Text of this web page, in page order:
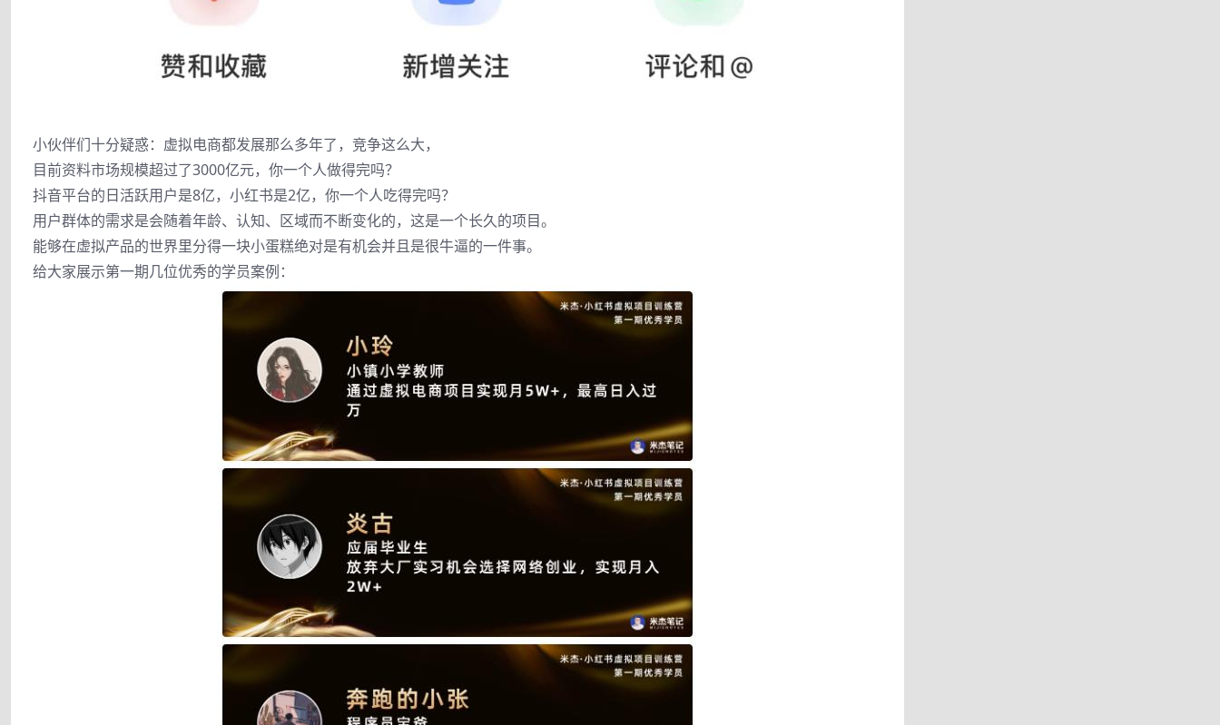
小伙伴们十分疑惑：虚拟电商都发展那么多年了，竞争这么大，
目前资料市场规模超过了3000亿元，你一个人做得完吗？
抖音平台的日活跃用户是8亿，小红书是2亿，你一个人吃得完吗？
用户群体的需求是会随着年龄、认知、区域而不断变化的，这是一个长久的项目。
能够在虚拟产品的世界里分得一块小蛋糕绝对是有机会并且是很牛逼的一件事。
给大家展示第一期几位优秀的学员案例：